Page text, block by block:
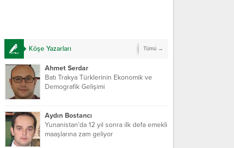
Köşe Yazarları Tümü →
Ahmet Serdar
Batı Trakya Türklerinin Ekonomik ve
Demografik Gelişimi
Aydın Bostancı
Yunanistan’da 12 yıl sonra ilk defa emekli
maaşlarına zam geliyor